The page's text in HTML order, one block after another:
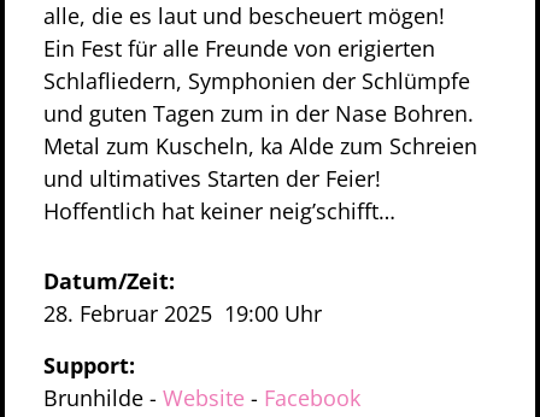
alle, die es laut und bescheuert mögen!
Ein Fest für alle Freunde von erigierten
Schlafliedern, Symphonien der Schlümpfe
und guten Tagen zum in der Nase Bohren.
Metal zum Kuscheln, ka Alde zum Schreien
und ultimatives Starten der Feier!
Hoffentlich hat keiner neig’schifft…
Datum/Zeit:
28. Februar 2025 19:00 Uhr
Support:
Brunhilde - Website - Facebook